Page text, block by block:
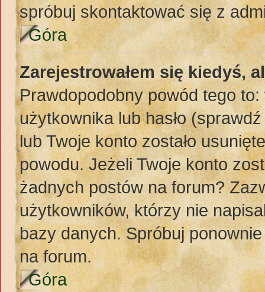
spróbuj skontaktować się z
Góra
Zarejestrowałem się kiedyś,
Prawdopodobny powód tego
użytkownika lub hasło
lub Twoje konto zostało
powodu. Jeżeli Twoje konto
żadnych postów na forum?
użytkowników, którzy nie
bazy danych. Spróbuj
na forum.
Góra